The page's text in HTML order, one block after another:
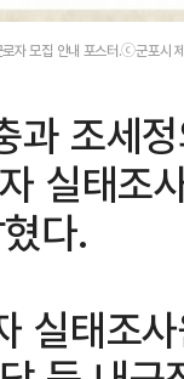
자 모집 안내 포스터.ⓒ군포시
과 조세
실태조
다.
실태조